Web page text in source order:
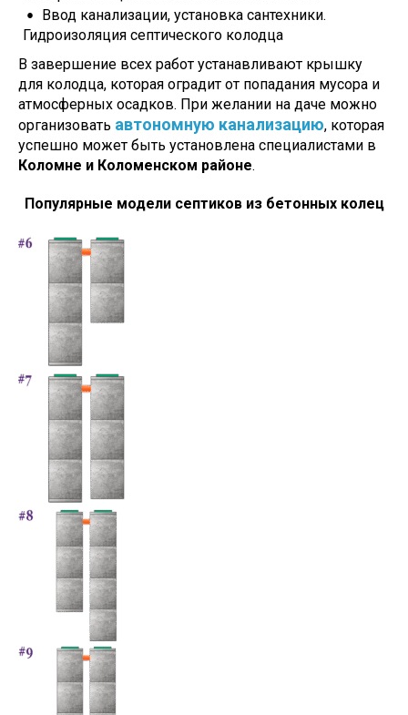
Ввод канализации, установка сантехники.
Гидроизоляция септического колодца
В завершение всех работ устанавливают крышку
для колодца, которая оградит от попадания мусора и
атмосферных осадков. При желании на даче можно
организовать автономную канализацию, которая
успешно может быть установлена специалистами в
Коломне и Коломенском районе.
Популярные модели септиков из бетонных колец